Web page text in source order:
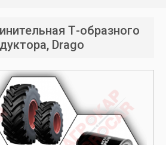
Т-образного
Drago